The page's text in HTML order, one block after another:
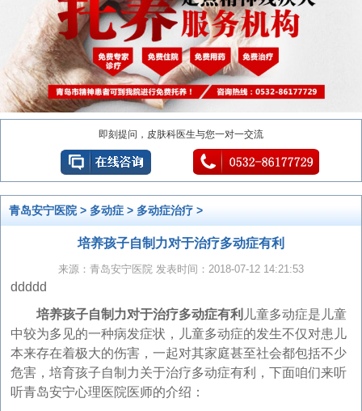
即刻提问，皮肤科医生与您一对一交流
青岛安宁医院> 多动症 > 多动症治疗 >
培养孩子自制力对于治疗多动症有利
来源：青岛安宁医院 发表时间：2018-07-12 14:21:53
ddddd
培养孩子自制力对于治疗多动症有利 儿童多动症是儿童
中较为多见的一种病发症状，儿童多动症的发生不仅对患儿
本来存在着极大的伤害，一起对其家庭甚至社会都包括不少
危害，培育孩子自制力关于治疗多动症有利，下面咱们来听
听青岛安宁心理医院医师的介绍：